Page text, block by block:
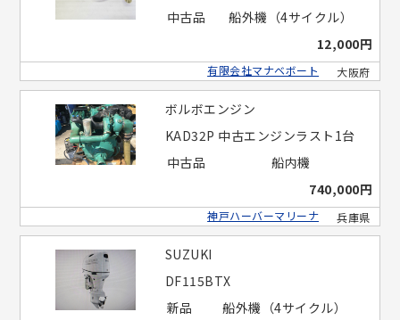
中古品
船外機（4サイクル）
12,000円
大阪府
有限会社マナベボート
ボルボエンジン
KAD32P 中古エンジンラスト1台
中古品
船内機
740,000円
兵庫県
神戸ハーバーマリーナ
SUZUKI
DF115BTX
新品
船外機（4サイクル）